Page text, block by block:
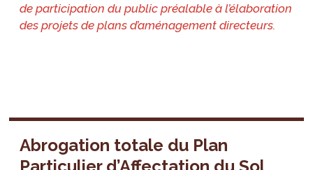
de participation du public préalable à l’élaboration
des projets de plans d’aménagement directeurs.
Abrogation totale du Plan